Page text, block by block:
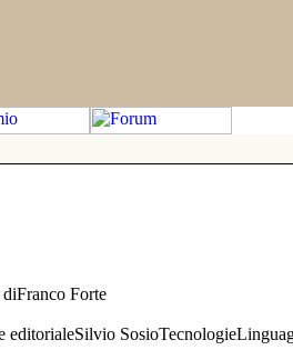
Forte
editorialeSilvio